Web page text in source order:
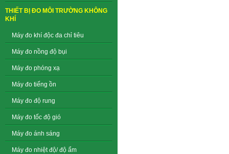
THIẾT BỊ ĐO MÔI TRƯỜNG KHÔNG
KHÍ
Máy đo khí độc đa chỉ tiêu
Máy đo nồng độ bụi
Máy đo phóng xạ
Máy đo tiếng ồn
Máy đo độ rung
Máy đo tốc độ gió
Máy đo ánh sáng
Máy đo nhiệt độ/ độ ẩm